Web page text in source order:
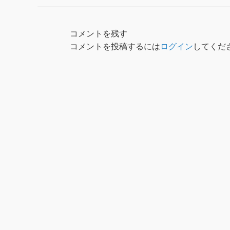
コメントを残す
コメントを投稿するには ログイン してくだ